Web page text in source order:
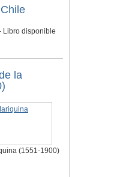
Libro disponible
la
(1551-1900)